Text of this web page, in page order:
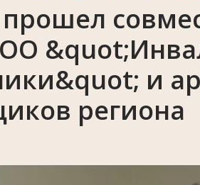
и
региона